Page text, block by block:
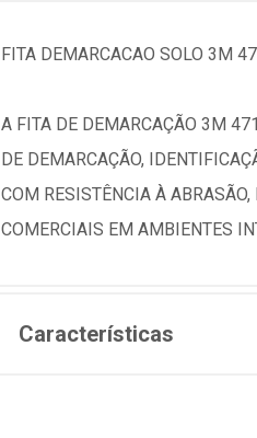
FITA DEMARCACAO SOLO 3M
A FITA DE DEMARCAÇÃO 3M
DE DEMARCAÇÃO,
COM RESISTÊNCIA À
COMERCIAIS EM AMBIENTES
Características